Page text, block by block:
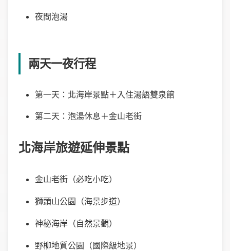
夜間泡湯
兩天一夜行程
第一天：北海岸景點＋入住湯語雙泉館
第二天：泡湯休息＋金山老街
北海岸旅遊延伸景點
金山老街（必吃小吃）
獅頭山公園（海景步道）
神秘海岸（自然景觀）
野柳地質公園（國際級地景）